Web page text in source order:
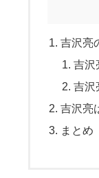
吉沢亮
吉沢
吉沢
吉沢亮
まとめ